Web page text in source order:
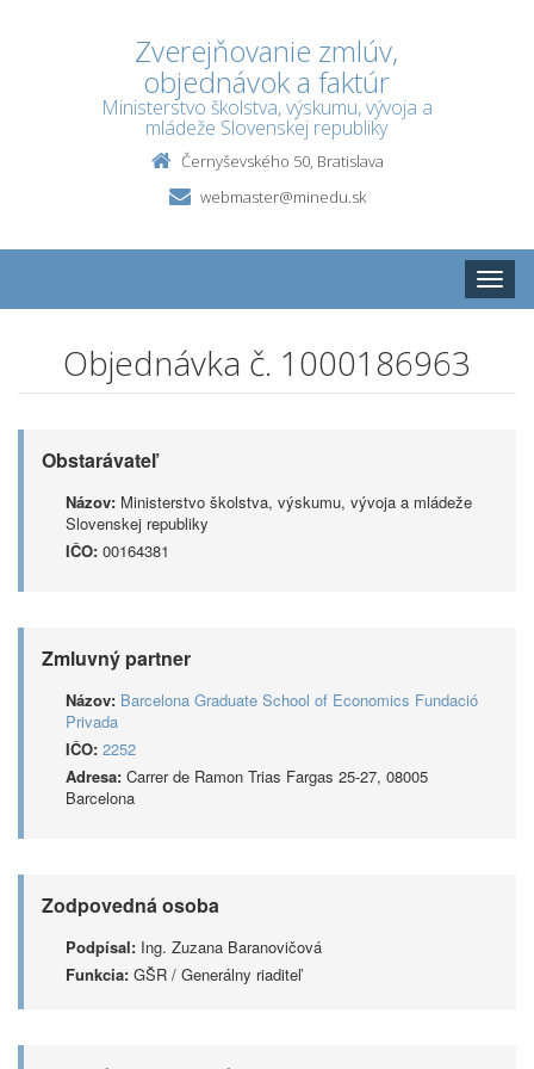
Zverejňovanie zmlúv,
objednávok a faktúr
Ministerstvo školstva, výskumu, vývoja a
mládeže Slovenskej republiky
Černyševského 50, Bratislava
webmaster@minedu.sk
Toggle
Objednávka č. 1000186963
Obstarávateľ
Názov: Ministerstvo školstva, výskumu, vývoja a mládeže
Slovenskej republiky
IČO: 00164381
Zmluvný partner
Názov: Barcelona Graduate School of Economics Fundació
Privada
IČO: 2252
Adresa: Carrer de Ramon Trias Fargas 25-27, 08005
Barcelona
Zodpovedná osoba
Podpísal: Ing. Zuzana Baranovičová
Funkcia: GŠR / Generálny riaditeľ